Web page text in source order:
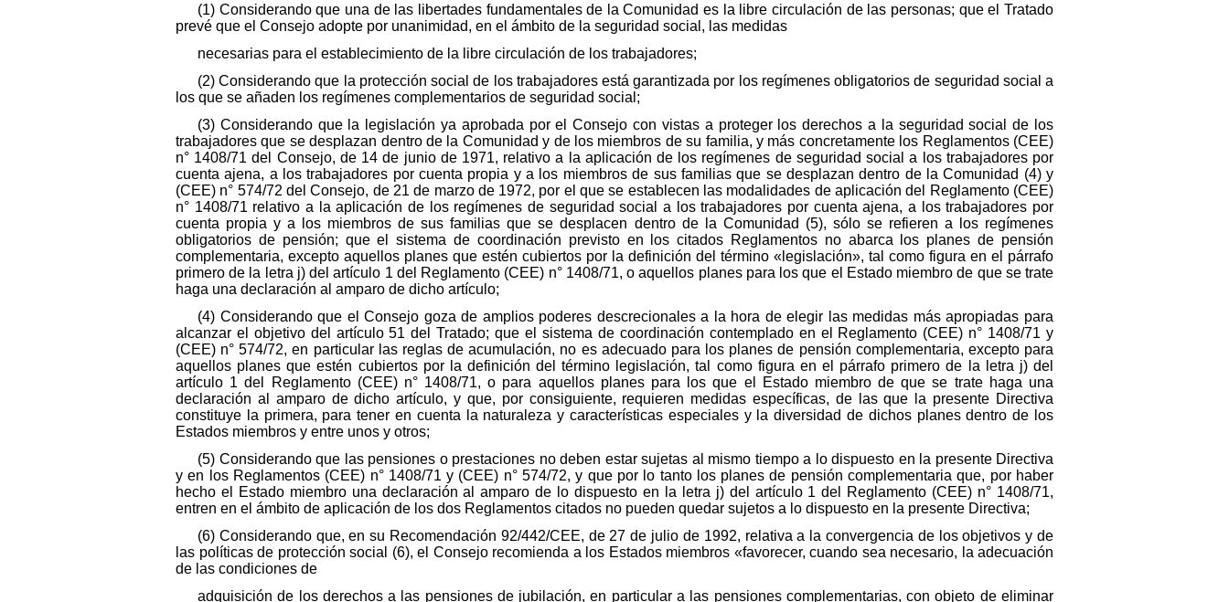
(1) Considerando que una de las libertades fundamentales de la Comunidad es la libre circulación de las personas; que el Tratado
prevé que el Consejo adopte por unanimidad, en el ámbito de la seguridad social, las medidas
necesarias para el establecimiento de la libre circulación de los trabajadores;
(2) Considerando que la protección social de los trabajadores está garantizada por los regímenes obligatorios de seguridad social a
los que se añaden los regímenes complementarios de seguridad social;
(3) Considerando que la legislación ya aprobada por el Consejo con vistas a proteger los derechos a la seguridad social de los
trabajadores que se desplazan dentro de la Comunidad y de los miembros de su familia, y más concretamente los Reglamentos (CEE)
n° 1408/71 del Consejo, de 14 de junio de 1971, relativo a la aplicación de los regímenes de seguridad social a los trabajadores por
cuenta ajena, a los trabajadores por cuenta propia y a los miembros de sus familias que se desplazan dentro de la Comunidad (4) y
(CEE) n° 574/72 del Consejo, de 21 de marzo de 1972, por el que se establecen las modalidades de aplicación del Reglamento (CEE)
n° 1408/71 relativo a la aplicación de los regímenes de seguridad social a los trabajadores por cuenta ajena, a los trabajadores por
cuenta propia y a los miembros de sus familias que se desplacen dentro de la Comunidad (5), sólo se refieren a los regímenes
obligatorios de pensión; que el sistema de coordinación previsto en los citados Reglamentos no abarca los planes de pensión
complementaria, excepto aquellos planes que estén cubiertos por la definición del término «legislación», tal como figura en el párrafo
primero de la letra j) del artículo 1 del Reglamento (CEE) n° 1408/71, o aquellos planes para los que el Estado miembro de que se trate
haga una declaración al amparo de dicho artículo;
(4) Considerando que el Consejo goza de amplios poderes descrecionales a la hora de elegir las medidas más apropiadas para
alcanzar el objetivo del artículo 51 del Tratado; que el sistema de coordinación contemplado en el Reglamento (CEE) n° 1408/71 y
(CEE) n° 574/72, en particular las reglas de acumulación, no es adecuado para los planes de pensión complementaria, excepto para
aquellos planes que estén cubiertos por la definición del término legislación, tal como figura en el párrafo primero de la letra j) del
artículo 1 del Reglamento (CEE) n° 1408/71, o para aquellos planes para los que el Estado miembro de que se trate haga una
declaración al amparo de dicho artículo, y que, por consiguiente, requieren medidas específicas, de las que la presente Directiva
constituye la primera, para tener en cuenta la naturaleza y características especiales y la diversidad de dichos planes dentro de los
Estados miembros y entre unos y otros;
(5) Considerando que las pensiones o prestaciones no deben estar sujetas al mismo tiempo a lo dispuesto en la presente Directiva
y en los Reglamentos (CEE) n° 1408/71 y (CEE) n° 574/72, y que por lo tanto los planes de pensión complementaria que, por haber
hecho el Estado miembro una declaración al amparo de lo dispuesto en la letra j) del artículo 1 del Reglamento (CEE) n° 1408/71,
entren en el ámbito de aplicación de los dos Reglamentos citados no pueden quedar sujetos a lo dispuesto en la presente Directiva;
(6) Considerando que, en su Recomendación 92/442/CEE, de 27 de julio de 1992, relativa a la convergencia de los objetivos y de
las políticas de protección social (6), el Consejo recomienda a los Estados miembros «favorecer, cuando sea necesario, la adecuación
de las condiciones de
adquisición de los derechos a las pensiones de jubilación, en particular a las pensiones complementarias, con objeto de eliminar